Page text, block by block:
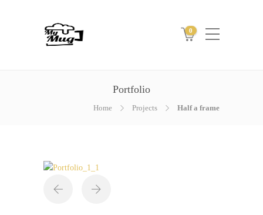
0
Portfolio
Home Projects Half a frame